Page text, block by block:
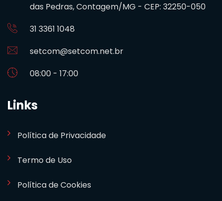
das Pedras, Contagem/MG - CEP: 32250-050
31 3361 1048
setcom@setcom.net.br
08:00 - 17:00
Links
Política de Privacidade
Termo de Uso
Política de Cookies